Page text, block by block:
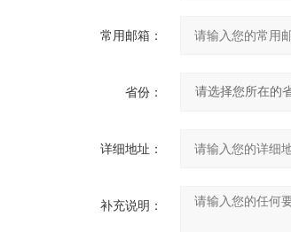
常用邮箱：
省份：
详细地址：
补充说明：